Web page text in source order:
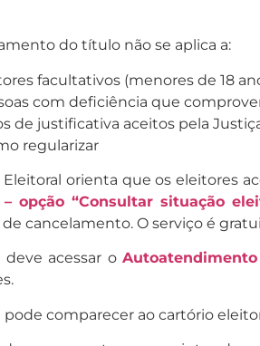
do título não se aplica a:
facultativos (menores de 18
com deficiência que
de justificativa aceitos pela
regularizar
Eleitoral orienta que os eleitores
opção “Consultar situação
de cancelamento. O serviço é
deve acessar o Autoatendimento
comparecer ao cartório